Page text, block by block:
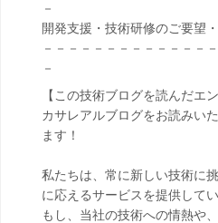
－
開発支援・技術研修のご要望
－－－－－－－－－－－－－
－
【この技術ブログを読んだエ
カサレアルブログをお読みい
ます！
私たちは、常に新しい技術に
に応えるサービスを提供してい
もし、当社の技術への情熱や